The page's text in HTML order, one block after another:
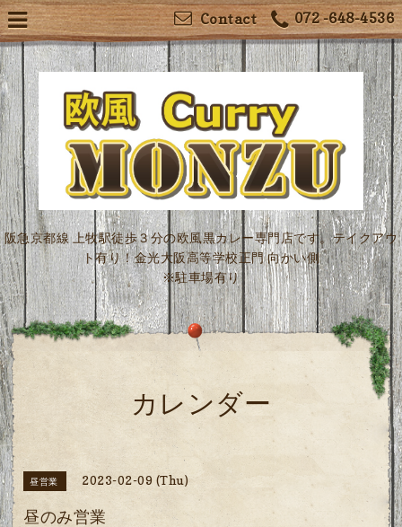
072 -648-4536
Contact
阪急京都線 上牧駅徒歩３分の欧風黒カレー専門店です。テイクアウ
ト有り！金光大阪高等学校正門 向かい側
※駐車場有り
カレンダー
昼営業 2023-02-09 (Thu)
昼のみ営業